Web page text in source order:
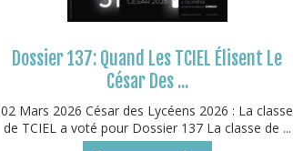
Dossier 137: Quand Les TCIEL Élisent Le
César Des ...
02 Mars 2026 César des Lycéens 2026 : La classe
de TCIEL a voté pour Dossier 137 La classe de ...